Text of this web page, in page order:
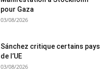
pour Gaza
03/08/2026
Sánchez critique certains pays
de l’UE
03/08/2026